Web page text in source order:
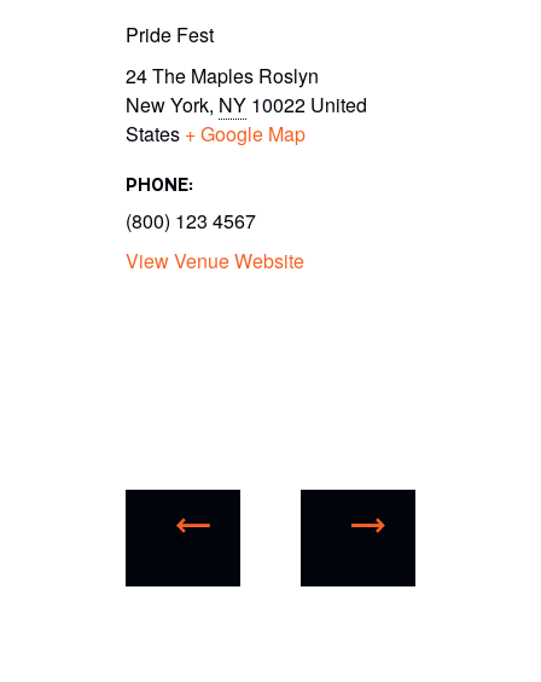
Pride Fest
24 The Maples Roslyn
New York, NY 10022 United
States + Google Map
PHONE:
(800) 123 4567
View Venue Website